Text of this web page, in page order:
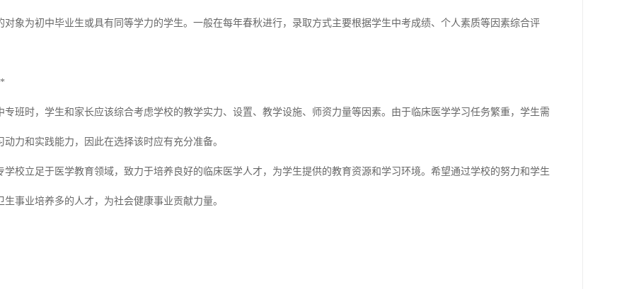
对象为初中毕业生或具有同等学力的学生。一般在每年春秋进行，录取方式主要根据学生中考成绩、个人素质等因素综合评
专班时，学生和家长应该综合考虑学校的教学实力、设置、教学设施、师资力量等因素。由于临床医学学习任务繁重，学生需
动力和实践能力，因此在选择该时应有充分准备。
学校立足于医学教育领域，致力于培养良好的临床医学人才，为学生提供的教育资源和学习环境。希望通过学校的努力和学生
生事业培养多的人才，为社会健康事业贡献力量。